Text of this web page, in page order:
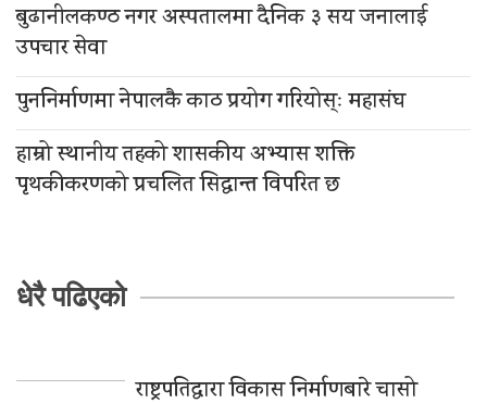
बुढानीलकण्ठ नगर अस्पतालमा दैनिक ३ सय जनालाई
उपचार सेवा
पुननिर्माणमा नेपालकै काठ प्रयोग गरियोस्ः महासंघ
हाम्रो स्थानीय तहको शासकीय अभ्यास शक्ति
पृथकीकरणको प्रचलित सिद्धान्त विपरित छ
धेरै पढिएको
राष्ट्रपतिद्वारा विकास निर्माणबारे चासो